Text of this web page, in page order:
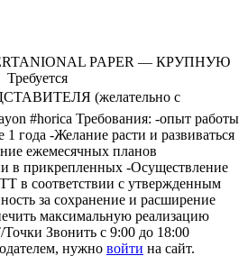
PAPER — КРУПНУЮ
(желательно с
#horica Требования: -опыт работы
года -Желание расти и развиваться
ежемесячных планов
в прикрепленных -Осуществление
в соответствии с утвержденным
за сохранение и расширение
максимальную реализацию
Звонить с 9:00 до 18:00
нужно войти на сайт.